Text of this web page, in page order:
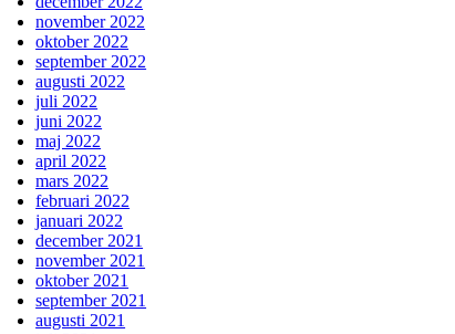
november 2022
oktober 2022
september 2022
augusti 2022
juli 2022
juni 2022
maj 2022
april 2022
mars 2022
februari 2022
januari 2022
december 2021
november 2021
oktober 2021
september 2021
augusti 2021